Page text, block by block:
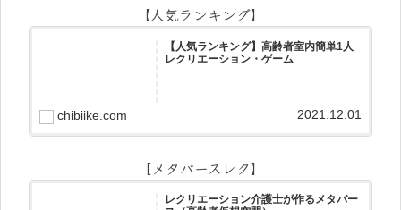
【人気ランキング】
【人気ランキング】高齢者室内簡単1人
レクリエーション・ゲーム
chibiike.com 2021.12.01
【メタバースレク】
レクリエーション介護士が作るメタバー